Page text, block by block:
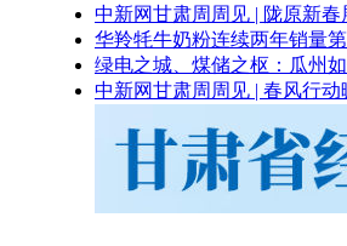
中新网甘肃周周见 | 陇原新
华羚牦牛奶粉连续两年销量
绿电之城、煤储之枢：瓜州
中新网甘肃周周见 | 春风行